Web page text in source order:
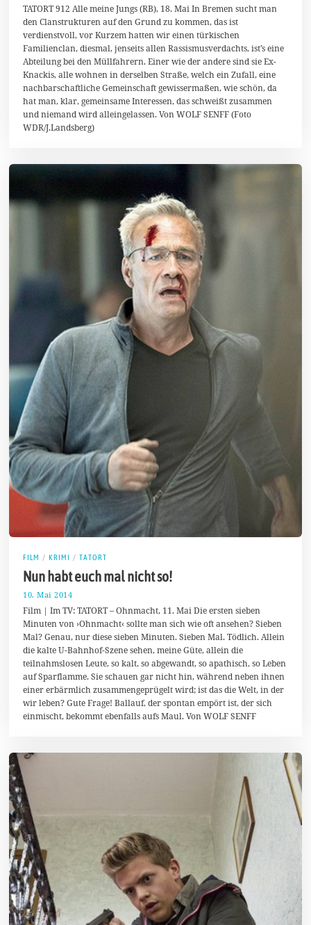
TATORT 912 Alle meine Jungs (RB), 18. Mai In Bremen sucht man
den Clanstrukturen auf den Grund zu kommen, das ist
verdienstvoll, vor Kurzem hatten wir einen türkischen
Familienclan, diesmal, jenseits allen Rassismusverdachts, ist’s eine
Abteilung bei den Müllfahrern. Einer wie der andere sind sie Ex-
Knackis, alle wohnen in derselben Straße, welch ein Zufall, eine
nachbarschaftliche Gemeinschaft gewissermaßen, wie schön, da
hat man, klar, gemeinsame Interessen, das schweißt zusammen
und niemand wird alleingelassen. Von WOLF SENFF (Foto
WDR/J.Landsberg)
FILM / KRIMI / TATORT
Nun habt euch mal nicht so!
10. Mai 2014
0
.
M
a
i
0
1
4
Film | Im TV: TATORT – Ohnmacht, 11. Mai Die ersten sieben
Minuten von ›Ohnmacht‹ sollte man sich wie oft ansehen? Sieben
Mal? Genau, nur diese sieben Minuten. Sieben Mal. Tödlich. Allein
die kalte U-Bahnhof-Szene sehen, meine Güte, allein die
teilnahmslosen Leute, so kalt, so abgewandt, so apathisch, so Leben
auf Sparflamme. Sie schauen gar nicht hin, während neben ihnen
einer erbärmlich zusammengeprügelt wird; ist das die Welt, in der
wir leben? Gute Frage! Ballauf, der spontan empört ist, der sich
einmischt, bekommt ebenfalls aufs Maul. Von WOLF SENFF